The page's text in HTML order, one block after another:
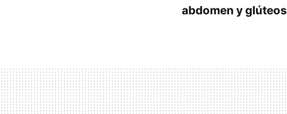
abdomen y glúteos